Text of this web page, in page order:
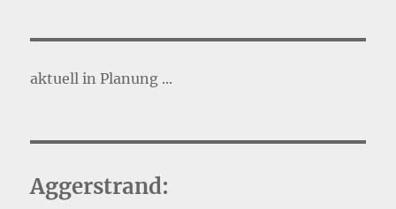
aktuell in Planung ...
Aggerstrand: